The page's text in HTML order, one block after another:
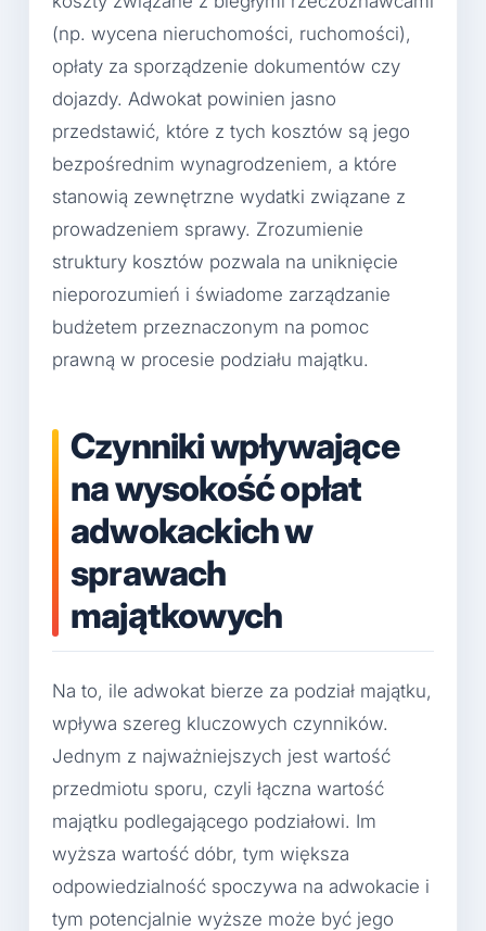
(np. wycena nieruchomości, ruchomości),
opłaty za sporządzenie dokumentów czy
dojazdy. Adwokat powinien jasno
przedstawić, które z tych kosztów są jego
bezpośrednim wynagrodzeniem, a które
stanowią zewnętrzne wydatki związane z
prowadzeniem sprawy. Zrozumienie
struktury kosztów pozwala na uniknięcie
nieporozumień i świadome zarządzanie
budżetem przeznaczonym na pomoc
prawną w procesie podziału majątku.
Czynniki wpływające
na wysokość opłat
adwokackich w
sprawach
majątkowych
Na to, ile adwokat bierze za podział majątku,
wpływa szereg kluczowych czynników.
Jednym z najważniejszych jest wartość
przedmiotu sporu, czyli łączna wartość
majątku podlegającego podziałowi. Im
wyższa wartość dóbr, tym większa
odpowiedzialność spoczywa na adwokacie i
tym potencjalnie wyższe może być jego